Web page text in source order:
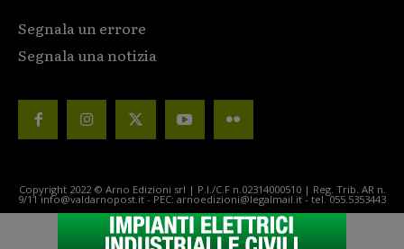
Segnala un errore
Segnala una notizia
Copyright 2022 © Arno Edizioni srl | P.I./C.F n.02314000510 | Reg. Trib. AR n.
9/11 info@valdarnopost.it - PEC: arnoedizioni@legalmail.it - tel. 055.5353443